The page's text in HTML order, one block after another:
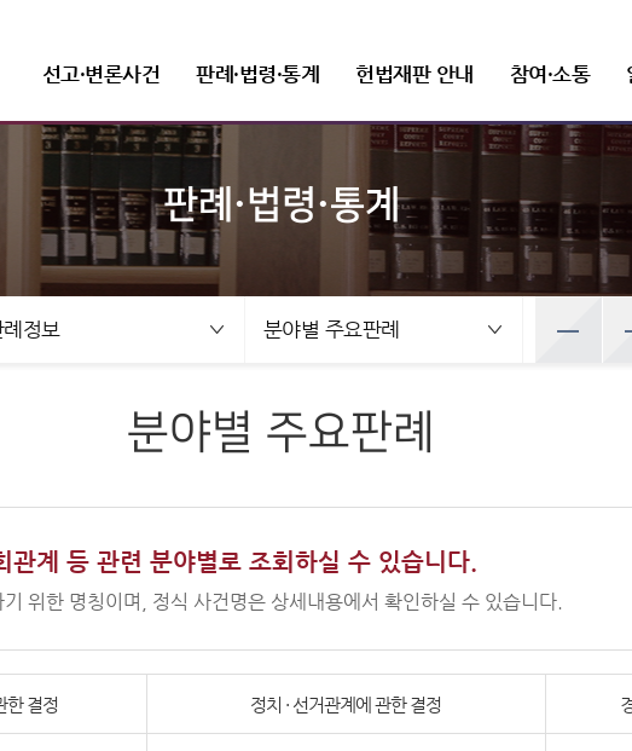
선고·변론사건
선고사건
선고목록 및 결정문
만화로 보는 결정
선고동영상
변론사건
변론일정
변론목록
변론동영상
판례·법령·통계
판례정보
공보판례
분야별 주요판례
판례검색
발간자료
헌법재판실무제요
주요 연속간행물
기타 발간자료
법령정보
헌법재판소 규칙
헌법재판소 내규
입법예고
한영 헌법재판용어집
헌법재판 안내
헌법재판 개관 헌법재판소 권한
헌법소원심판
위헌법률심판
참여·소통
FAQ(자주 묻는 질문) 질문과 답변
예산낭비신고 정보공개
사전정보 공개
세입·세출 예산 운용현황
정보공개 청구
Open API
견학
공지사항
견학신청
전시관 관람
공지사항
관람신청(단체예약)
신청확인(단체예약)
새소식 보도자료
뉴스레터 공직자윤리위원회
취업이력공시
헌법재판소장
인사말
프로필
조직 및 직원
재판관
사무처ㆍ차장
상징소개 홍보자료
찾아오시는길
선고사건
선고목록 및 결정문
변론사건
변론일정
판례정보
공보판례
판례검색
판례요지집
발간자료
헌법재판실무제요
기타 발간자료
판례·법령·통계
정보 분야별 주요판례
분야별 주요판례
계 등 관련 분야별로 조회하실 수 있습니다.
위한 명칭이며, 정식 사건명은 상세내용에서 확인하실 수 있습니다.
한 결정 정치 · 선거관계에 관한 결정